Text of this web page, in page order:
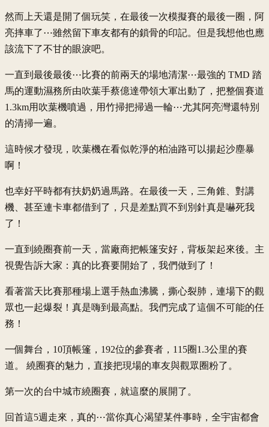
然而上天還是開了個玩笑，在最後一次模擬賽的最後一圈，阿
亮摔車了⋯雖然留下車友都有的鎖骨的印記。但是我想他也應
該流下了不甘的眼淚吧。
一直到最後最後⋯比賽的前兩天的場地清潔⋯最強的 TMD 踏
馬的運動濕務所由吹葉手蔡億達帶領大軍出動了，把整個賽道
1.3km用吹葉機噴過，用竹掃把掃過一輪⋯尤其阿亮灣還特別
的清掃一遍。
這時候才發現，吹葉機在看似乾淨的柏油路可以揚起沙塵暴
啊！
也幸好平時都有扶奶奶過馬路。在最後一天，三角錐、對講
機、甚至連卡車都借到了，只是差點買不到別針真是嚇死我
了！
一直到繞圈賽前一天，當廠商把帳篷安好，背板架起來後。主
視覺告訴大家：真的比賽要開始了，我們做到了！
看著當天比賽那種場上選手熱血沸騰，撕心裂肺，連場下的觀
眾也一起爆裂！真是嗨到最高點。我們完成了這個不可能的任
務！
一個舞台，10頂帳篷，192位的參賽者，115圈1.3公里的賽
道。 繞圈賽的魅力，直接把現場的車友與觀眾圈粉了。
第一次的台中城市繞圈賽，就這麼的展開了。
回首這5週走來，真的⋯當你真心渴望某件事時，全宇宙都會